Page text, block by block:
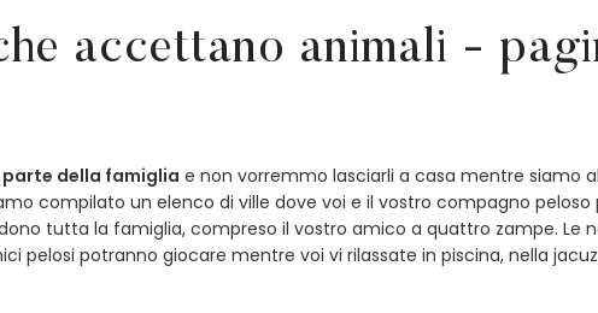
accettano animali -
parte della famiglia e non vorremmo lasciarli a casa mentre siamo
compilato un elenco di ville dove voi e il vostro compagno
tutta la famiglia, compreso il vostro amico a quattro zampe. Le
pelosi potranno giocare mentre voi vi rilassate in piscina, nella